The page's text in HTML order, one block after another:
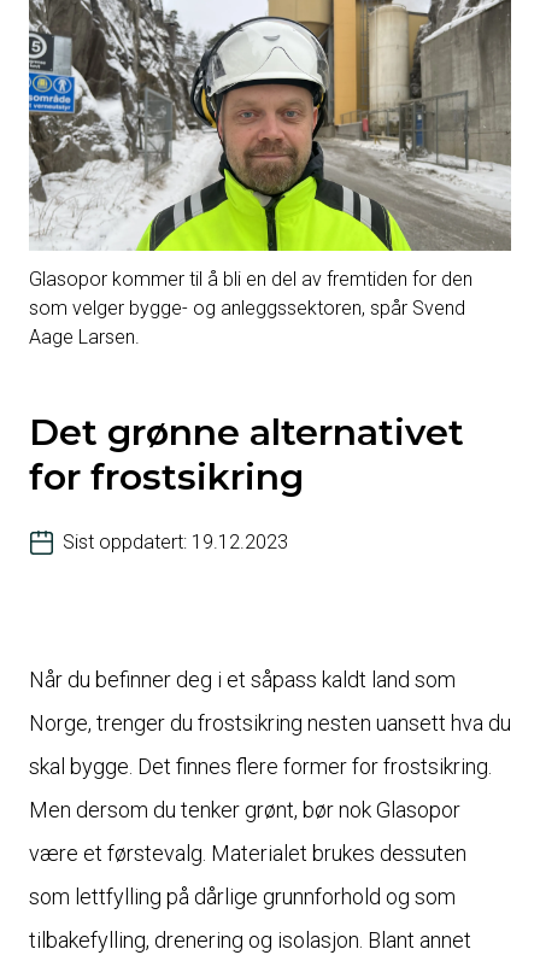
Glasopor kommer til å bli en del av fremtiden for den
som velger bygge- og anleggssektoren, spår Svend
Aage Larsen.
Det grønne alternativet
for frostsikring
Sist oppdatert: 19.12.2023
Når du befinner deg i et såpass kaldt land som
Norge, trenger du frostsikring nesten uansett hva du
skal bygge. Det finnes flere former for frostsikring.
Men dersom du tenker grønt, bør nok Glasopor
være et førstevalg. Materialet brukes dessuten
som lettfylling på dårlige grunnforhold og som
tilbakefylling, drenering og isolasjon. Blant annet